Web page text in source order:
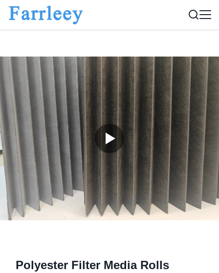
Polyester Filter Media Rolls